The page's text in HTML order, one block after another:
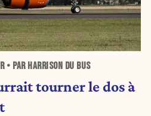
• PAR HARRISON DU BUS
tourner le dos à